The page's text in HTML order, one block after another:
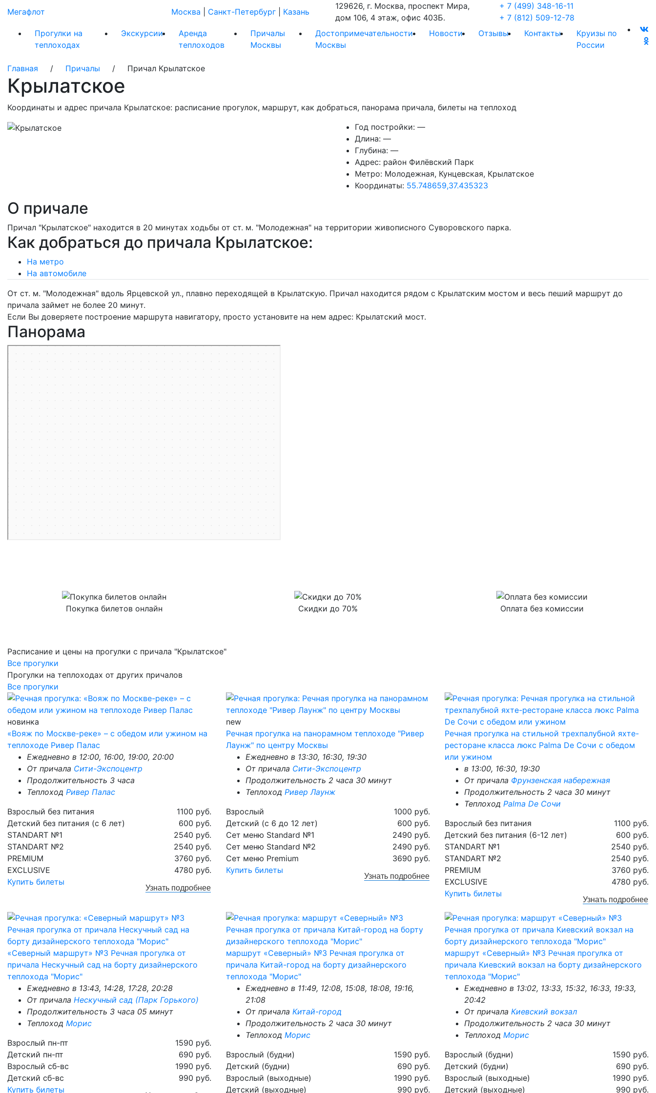
Мегафлот Москва Санкт-Петербург Казань
129626, г. Москва, проспект Мира,
дом 106, 4 этаж, офис 403Б.
+ 7 (499) 348-16-11
+ 7 (812) 509-12-78
Прогулки на
теплоходах
Экскурсии
Аренда
теплоходов
Причалы
Москвы
Достопримечательности
Москвы
Новости Отзывы Контакты
Круизы по
России
Главная / Причалы / Причал Крылатское
Крылатское
Координаты и адрес причала Крылатское: расписание прогулок, маршрут, как добраться, панорама причала, билеты на теплоход
Год постройки: —
Длина: —
Глубина: —
Адрес: район Филёвский Парк
Метро: Молодежная, Кунцевская, Крылатское
Координаты: 55.748659,37.435323
О причале
Причал "Крылатское" находится в 20 минутах ходьбы от ст. м. "Молодежная" на территории живописного Суворовского парка.
Как добраться до причала Крылатское:
На метро
На автомобиле
От ст. м. "Молодежная" вдоль Ярцевской ул., плавно переходящей в Крылатскую. Причал находится рядом с Крылатским мостом и весь пеший маршрут до
причала займет не более 20 минут.
Если Вы доверяете построение маршрута навигатору, просто установите на нем адрес: Крылатский мост.
Панорама
Покупка билетов онлайн Скидки до 70% Оплата без комиссии
Расписание и цены на прогулки с причала "Крылатское"
Все прогулки
Прогулки на теплоходах от других причалов
Все прогулки
новинка
«Вояж по Москве-реке» – с обедом или ужином на
теплоходе Ривер Палас
Ежедневно в 12:00, 16:00, 19:00, 20:00
От причала Сити-Экспоцентр
Продолжительность 3 часа
Теплоход Ривер Палас
Взрослый без питания
1100 руб.
Детский без питания (с 6 лет)
600 руб.
STANDART №1
2540 руб.
STANDART №2
2540 руб.
PREMIUM
3760 руб.
EXCLUSIVE
4780 руб.
Купить билеты
Узнать подробнее
new
Речная прогулка на панорамном теплоходе "Ривер
Лаунж" по центру Москвы
Ежедневно в 13:30, 16:30, 19:30
От причала Сити-Экспоцентр
Продолжительность 2 часа 30 минут
Теплоход Ривер Лаунж
Взрослый
1000 руб.
Детский (с 6 до 12 лет)
600 руб.
Сет меню Standard №1
2490 руб.
Сет меню Standard №2
2490 руб.
Сет меню Premium
3690 руб.
Купить билеты
Узнать подробнее
Речная прогулка на стильной трехпалубной яхте-
ресторане класса люкс Palma De Сочи с обедом
или ужином
в 13:00, 16:30, 19:30
От причала Фрунзенская набережная
Продолжительность 2 часа 30 минут
Теплоход Palma De Сочи
Взрослый без питания
1100 руб.
Детский без питания (6-12 лет)
600 руб.
STANDART №1
2540 руб.
STANDART №2
2540 руб.
PREMIUM
3760 руб.
EXCLUSIVE
4780 руб.
Купить билеты
Узнать подробнее
«Северный маршрут» №3 Речная прогулка от
причала Нескучный сад на борту дизайнерского
теплохода "Морис"
Ежедневно в 13:43, 14:28, 17:28, 20:28
От причала Нескучный сад (Парк Горького)
Продолжительность 3 часа 05 минут
Теплоход Морис
Взрослый пн-пт
1590 руб.
Детский пн-пт
690 руб.
Взрослый сб-вс
1990 руб.
Детский сб-вс
990 руб.
Купить билеты
маршрут «Северный» №3 Речная прогулка от
причала Китай-город на борту дизайнерского
теплохода "Морис"
Ежедневно в 11:49, 12:08, 15:08, 18:08, 19:16,
21:08
От причала Китай-город
Продолжительность 2 часа 30 минут
Теплоход Морис
Взрослый (будни)
1590 руб.
Детский (будни)
690 руб.
Взрослый (выходные)
1990 руб.
Детский (выходные)
990 руб.
маршрут «Северный» №3 Речная прогулка от
причала Киевский вокзал на борту дизайнерского
теплохода "Морис"
Ежедневно в 13:02, 13:33, 15:32, 16:33, 19:33,
20:42
От причала Киевский вокзал
Продолжительность 2 часа 30 минут
Теплоход Морис
Взрослый (будни)
1590 руб.
Детский (будни)
690 руб.
Взрослый (выходные)
1990 руб.
Детский (выходные)
990 руб.